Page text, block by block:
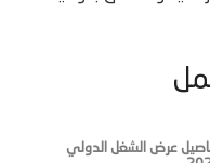
عرض الشغل الدولي